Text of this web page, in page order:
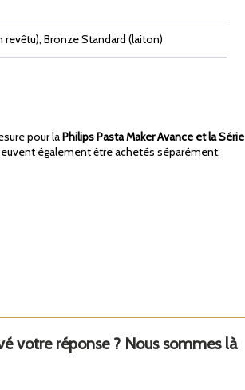
revêtu), Bronze Standard (laiton)
pour laPhilips Pasta Maker Avance et la Série
également être achetés séparément.
votre réponse ? Nous sommes là